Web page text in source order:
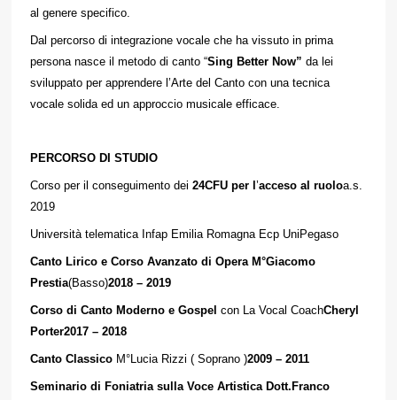
al genere specifico.
Dal percorso di integrazione vocale che ha vissuto in prima
persona nasce il metodo di canto “Sing Better Now”da lei
sviluppato per apprendere l’Arte del Canto con una tecnica
vocale solida ed un approccio musicale efficace.
PERCORSO DI STUDIO
Corso per il conseguimento dei24CFU per l’acceso al ruoloa.s.
2019
Università telematica Infap Emilia Romagna Ecp UniPegaso
Canto Lirico e Corso Avanzato di Opera M°Giacomo
Prestia(Basso)2018 – 2019
Corso di Canto Moderno e Gospelcon La Vocal CoachCheryl
Porter2017 – 2018
Canto Classico M°Lucia Rizzi ( Soprano )2009 – 2011
Seminario di Foniatria sulla Voce Artistica Dott.Franco